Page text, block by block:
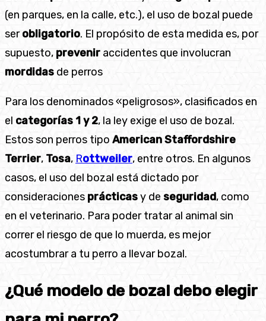
(en parques, en la calle, etc.), el uso de bozal puede
serobligatorio. El propósito de esta medida es, por
supuesto, prevenir accidentes que involucran
mordidas de perros
Para los denominados «peligrosos», clasificados en
el categorías 1 y 2, la ley exige el uso de bozal.
Estos son perros tipo American Staffordshire
Terrier, Tosa, Rottweiler, entre otros. En algunos
casos, el uso del bozal está dictado por
consideraciones prácticasy de seguridad, como
en el veterinario. Para poder tratar al animal sin
correr el riesgo de que lo muerda, es mejor
acostumbrar a tu perro a llevar bozal.
¿Qué modelo de bozal debo elegir